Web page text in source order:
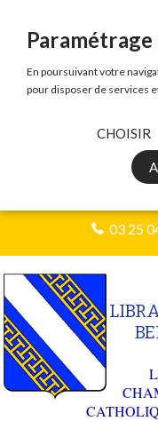
03 25
En poursuivant votre
pour disposer de services
CHOISIR